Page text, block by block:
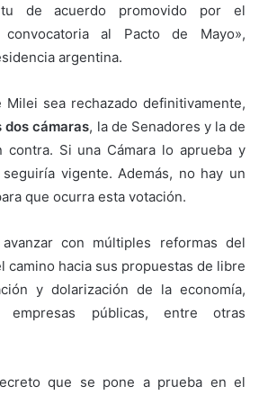
de acuerdo promovido por el
al Pacto de Mayo»,
argentina.
Milei sea rechazado definitivamente,
dos cámaras, la de Senadores y la de
contra. Si una Cámara lo aprueba y
vigente. Además, no hay un
que ocurra esta votación.
con múltiples reformas del
camino hacia sus propuestas de libre
y dolarización de la economía,
empresas públicas, entre otras
que se pone a prueba en el